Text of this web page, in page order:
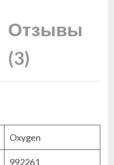
Отзывы
(3)
Oxygen
992261